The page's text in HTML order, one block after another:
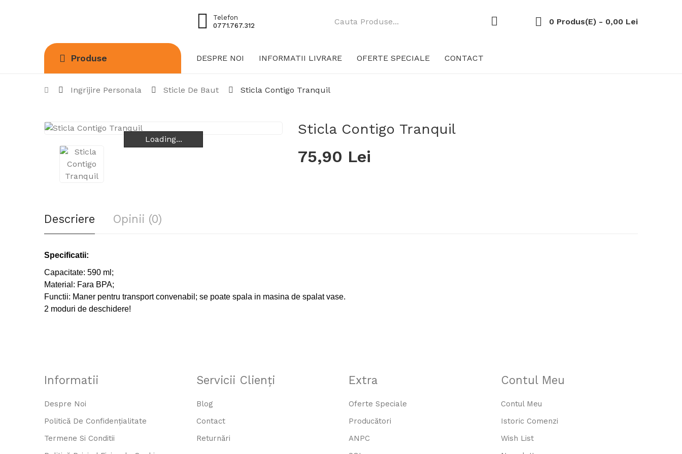
Telefon
0771.767.312
0 Produs(e) - 0,00 Lei
Produse DESPRE NOI INFORMATII LIVRARE OFERTE SPECIALE CONTACT
Ingrijire Personala Sticle De Baut Sticla Contigo Tranquil
Loading...
Loading...
Loading...
Sticla Contigo Tranquil
75,90 Lei
Descriere Opinii (0)
Specificatii:
Capacitate: 590 ml;
Material: Fara BPA;
Functii: Maner pentru transport convenabil; se poate spala in masina de spalat vase.
2 moduri de deschidere!
Informatii
Despre Noi
Politică De Confidențialitate
Termene Si Conditii
Servicii Clienţi
Blog
Contact
Returnări
Extra
Oferte Speciale
Producători
ANPC
Contul Meu
Contul Meu
Istoric Comenzi
Wish List